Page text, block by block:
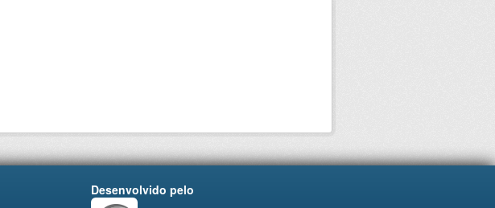
Desenvolvido pelo